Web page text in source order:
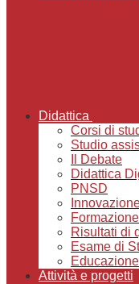
Didattica
Corsi di
Studio
Il Debate
Didattica
PNSD
Risultati di
Esame di
Attività e progetti